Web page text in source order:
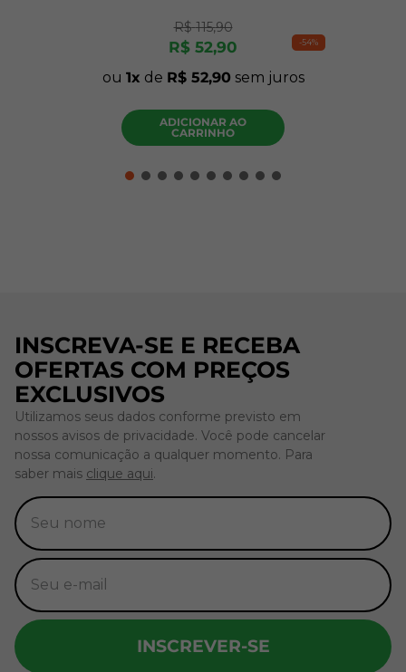
-54%
R$ 115,90
R$ 52,90
ou 1 de R$ 52,90 sem juros
ADICIONAR AO
CARRINHO
INSCREVA-SE E RECEBA
OFERTAS COM PREÇOS
EXCLUSIVOS
Utilizamos seus dados conforme previsto em
nossos avisos de privacidade. Você pode cancelar
nossa comunicação a qualquer momento. Para
saber mais clique aqui.
INSCREVER-SE